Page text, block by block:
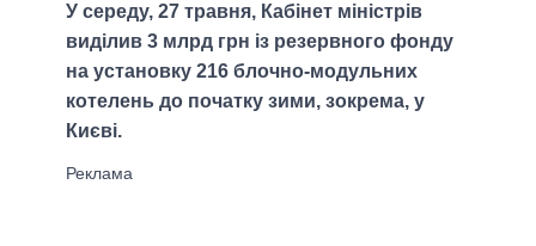
У середу, 27 травня, Кабінет міністрів
виділив 3 млрд грн із резервного фонду
на установку 216 блочно-модульних
котелень до початку зими, зокрема, у
Києві.